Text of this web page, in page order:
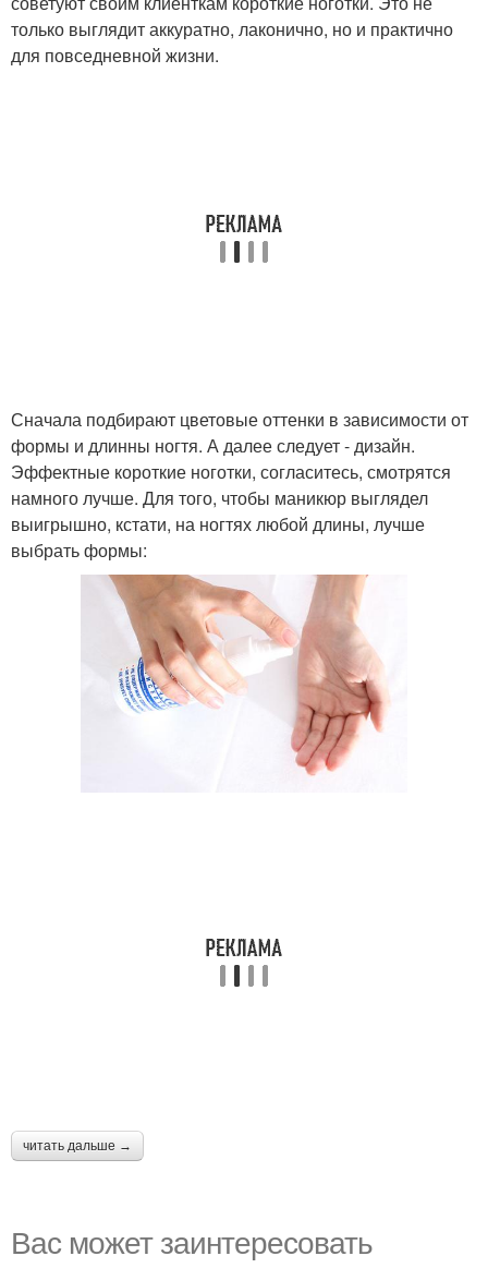
французский маникюр
только выглядит аккуратно, лаконично, но и практично
для повседневной жизни.
Сначала подбирают цветовые оттенки в зависимости от
формы и длинны ногтя. А далее следует - дизайн.
Эффектные короткие ноготки, согласитесь, смотрятся
намного лучше. Для того, чтобы маникюр выглядел
выигрышно, кстати, на ногтях любой длины, лучше
выбрать формы:
читать дальше →
Вас может заинтересовать